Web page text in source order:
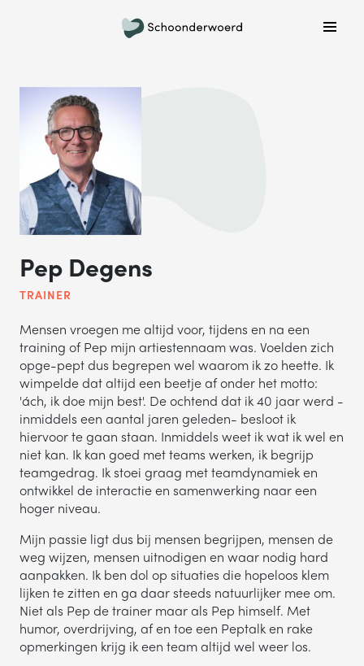
Pep Degens
TRAINER
Mensen vroegen me altijd voor, tijdens en na een
training of Pep mijn artiestennaam was. Voelden zich
opge-pept dus begrepen wel waarom ik zo heette. Ik
wimpelde dat altijd een beetje af onder het motto:
'ách, ik doe mijn best'. De ochtend dat ik 40 jaar werd -
inmiddels een aantal jaren geleden- besloot ik
hiervoor te gaan staan. Inmiddels weet ik wat ik wel en
niet kan. Ik kan goed met teams werken, ik begrijp
teamgedrag. Ik stoei graag met teamdynamiek en
ontwikkel de interactie en samenwerking naar een
hoger niveau.
Mijn passie ligt dus bij mensen begrijpen, mensen de
weg wijzen, mensen uitnodigen en waar nodig hard
aanpakken. Ik ben dol op situaties die hopeloos klem
lijken te zitten en ga daar steeds natuurlijker mee om.
Niet als Pep de trainer maar als Pep himself. Met
humor, overdrijving, af en toe een Peptalk en rake
opmerkingen krijg ik een team altijd wel weer los.
Plan een belafspraak
krijgen? Kies hieronder welke dag jouw voorkeur heeft
en we bellen je!
MA
ONDERWERP
NAAM
TELEFOONNUMMER
VERSTUREN
persoonsgegevens, lees je in onsprivacystatement.